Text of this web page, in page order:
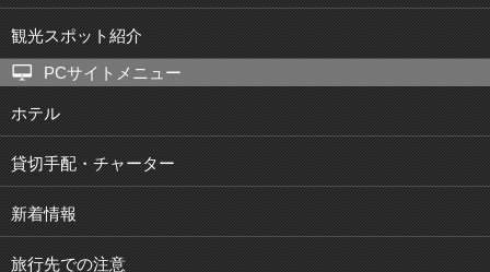
観光スポット紹介
PCサイトメニュー
ホテル
貸切手配・チャーター
新着情報
旅行先での注意